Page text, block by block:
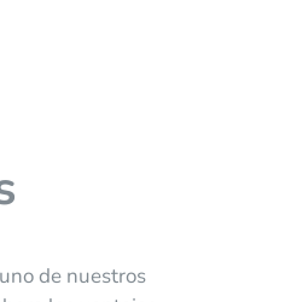
de nuestros